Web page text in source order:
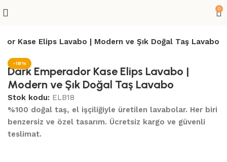
0
Kase Elips Lavabo | Modern ve Şık Doğal Taş Lavabo
-18%
Dark Emperador Kase Elips Lavabo |
Modern ve Şık Doğal Taş Lavabo
Stok kodu: ELB18
%100 doğal taş, el işçiliğiyle üretilen lavabolar. Her biri
benzersiz ve özel tasarım. Ücretsiz kargo ve güvenli
teslimat.